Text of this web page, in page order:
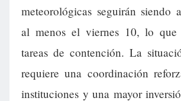
meteorológicas seguirán siendo
al menos el viernes 10, lo que
tareas de contención. La
requiere una coordinación
instituciones y una mayor